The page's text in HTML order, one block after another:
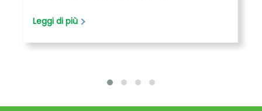
Leggi di più